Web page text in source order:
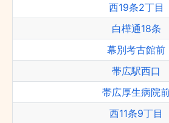
西19条2丁目
白樺通18条
幕別考古館前
帯広駅西口
帯広厚生病院
西11条9丁目